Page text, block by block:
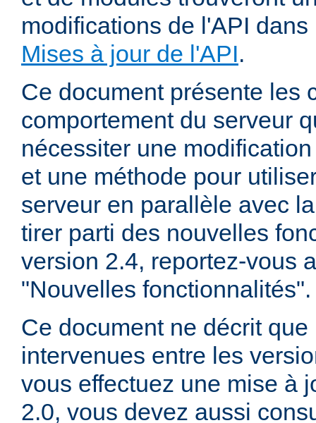
modifications de l'API
Mises à jour de l'API.
Ce document présente les
comportement du serveur
nécessiter une
et une méthode pour
serveur en parallèle avec
tirer parti des nouvelles
version 2.4, reportez-vous
"Nouvelles fonctionnalités".
Ce document ne décrit
intervenues entre les
vous effectuez une mise à
2.0, vous devez aussi